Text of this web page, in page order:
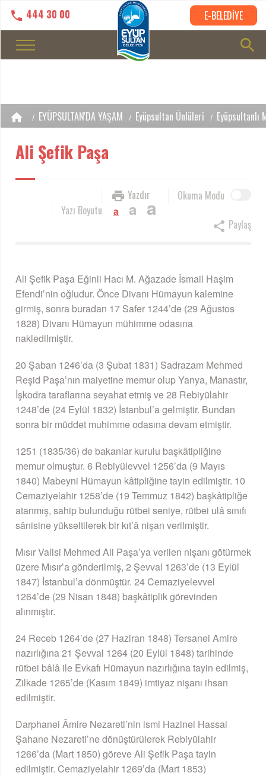
444 30 00 E-BELEDİYE
EYÜPSULTAN'DA YAŞAM Eyüpsultan Ünlüleri Eyüpsultanlı
Ali Şefik Paşa
Okuma Modu
Yazdır
Yazı Boyutu
a a a
Paylaş
Ali Şefik Paşa Eğinli Hacı M. Ağazade İsmail Haşim
Efendi’nin oğludur. Önce Divanı Hümayun kalemine
girmiş, sonra buradan 17 Safer 1244’de (29 Ağustos
1828) Divanı Hümayun mühimme odasına
nakledilmiştir.
20 Şaban 1246’da (3 Şubat 1831) Sadrazam Mehmed
Reşid Paşa’nın maiyetine memur olup Yanya, Manastır,
İşkodra taraflarına seyahat etmiş ve 28 Rebiyülahir
1248’de (24 Eylül 1832) İstanbul’a gelmiştir. Bundan
sonra bir müddet muhimme odasına devam etmiştir.
1251 (1835/36) de bakanlar kurulu başkâtipliğine
memur olmuştur. 6 Rebiyülevvel 1256’da (9 Mayıs
1840) Mabeyni Hümayun kâtipliğine tayin edilmiştir. 10
Cemaziyelahir 1258’de (19 Temmuz 1842) başkâtipliğe
atanmış, sahip bulunduğu rütbei seniye, rütbei ulâ sınıfı
sânisine yükseltilerek bir kıt’â nişan verilmiştir.
Mısır Valisi Mehmed Ali Paşa’ya verilen nişanı götürmek
üzere Mısır’a gönderilmiş, 2 Şevval 1263’de (13 Eylül
1847) İstanbul’a dönmüştür. 24 Cemaziyelevvel
1264’de (29 Nisan 1848) başkâtiplik görevinden
alınmıştır.
24 Receb 1264’de (27 Haziran 1848) Tersanei Amire
nazırlığına 21 Şevval 1264 (20 Eylül 1848) tarihinde
rütbei bâlâ ile Evkafı Hümayun nazırlığına tayin edilmiş,
Zilkade 1265’de (Kasım 1849) imtiyaz nişanı ihsan
edilmiştir.
Darphanei Âmire Nezareti’nin ismi Hazinei Hassai
Şahane Nezareti’ne dönüştürülerek Rebiyülahir
1266’da (Mart 1850) göreve Ali Şefik Paşa tayin
edilmiştir. Cemaziyelahir 1269’da (Mart 1853)